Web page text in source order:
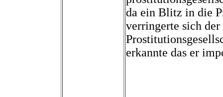
da ein Blitz in die
verringerte sich
erkannte das er